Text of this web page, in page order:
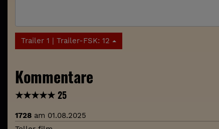
Trailer 1 | Trailer-FSK: 12
Kommentare
★★★★★25
1728 am 01.08.2025